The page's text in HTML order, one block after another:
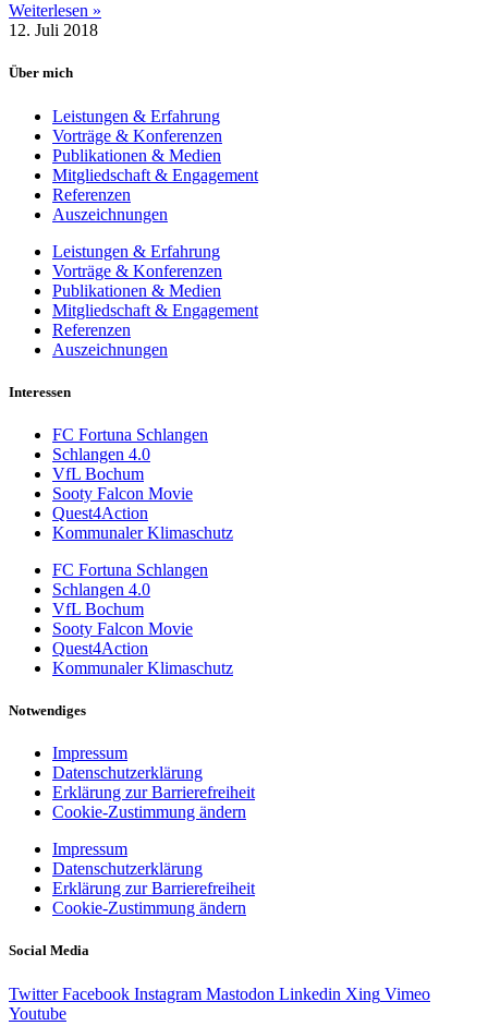
Weiterlesen »
12. Juli 2018
Über mich
Leistungen & Erfahrung
Vorträge & Konferenzen
Publikationen & Medien
Mitgliedschaft & Engagement
Referenzen
Auszeichnungen
Leistungen & Erfahrung
Vorträge & Konferenzen
Publikationen & Medien
Mitgliedschaft & Engagement
Referenzen
Auszeichnungen
Interessen
FC Fortuna Schlangen
Schlangen 4.0
VfL Bochum
Sooty Falcon Movie
Quest4Action
Kommunaler Klimaschutz
FC Fortuna Schlangen
Schlangen 4.0
VfL Bochum
Sooty Falcon Movie
Quest4Action
Kommunaler Klimaschutz
Notwendiges
Impressum
Datenschutzerklärung
Erklärung zur Barrierefreiheit
Cookie-Zustimmung ändern
Impressum
Datenschutzerklärung
Erklärung zur Barrierefreiheit
Cookie-Zustimmung ändern
Social Media
Twitter Facebook Instagram Mastodon Linkedin Xing Vimeo
Youtube